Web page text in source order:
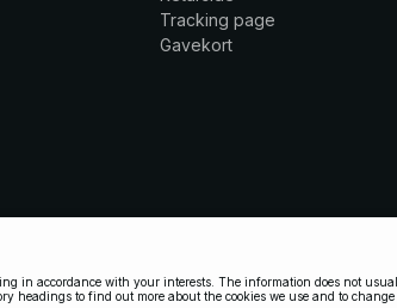
Tracking page
Gavekort